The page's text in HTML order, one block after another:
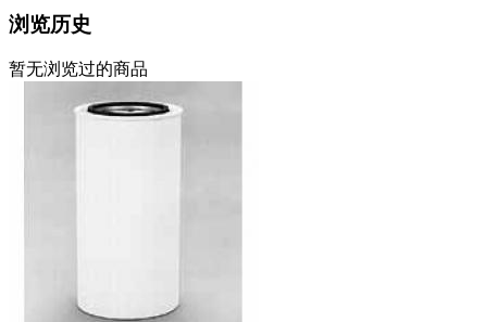
浏览历史
暂无浏览过的商品